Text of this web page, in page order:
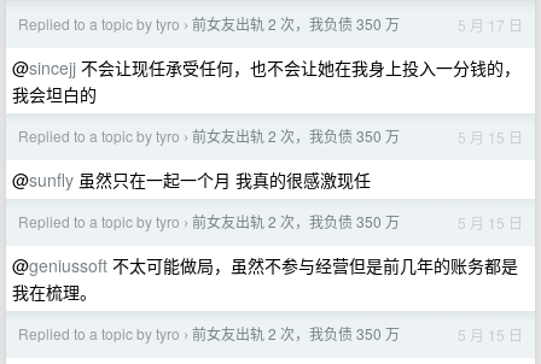
Replied to a topic by tyro › 前女友出轨 2 次，我负债 350 万 5 月 17 日
@sincejj 不会让现任承受任何，也不会让她在我身上投入一分钱的，
我会坦白的
Replied to a topic by tyro › 前女友出轨 2 次，我负债 350 万 5 月 15 日
@sunfly 虽然只在一起一个月 我真的很感激现任
Replied to a topic by tyro › 前女友出轨 2 次，我负债 350 万 5 月 15 日
@geniussoft 不太可能做局，虽然不参与经营但是前几年的账务都是
我在梳理。
Replied to a topic by tyro › 前女友出轨 2 次，我负债 350 万 5 月 15 日